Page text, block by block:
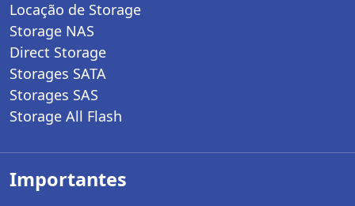
Locação de Storage
Storage NAS
Direct Storage
Storages SATA
Storages SAS
Storage All Flash
Importantes